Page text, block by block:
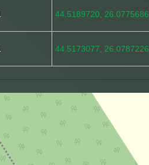
44.5189720, 26.0775686
44.5173077, 26.0787226